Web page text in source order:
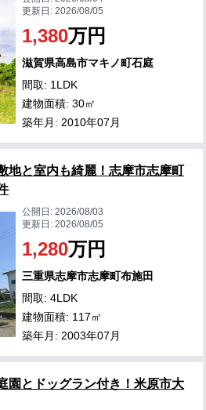
更新日:2026/08/05
1,380万円
滋賀県高島市マキノ町石庭
間取: 1LDK
建物面積: 30㎡
築年月: 2010年07月
地と室内も綺麗！志摩市志摩町
公開日:2026/08/03
更新日:2026/08/05
1,280万円
三重県志摩市志摩町布施田
間取: 4LDK
建物面積: 117㎡
築年月: 2003年07月
園とドッグラン付き！米原市大